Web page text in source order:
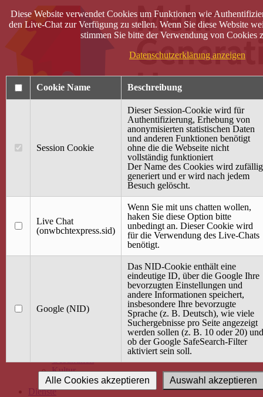
40 Jahre Mütterzentrum
Terminkalender
Gemeinsam aktiv
Gemeinsam unterwegs
wirFAIRändern
Angebot / Kurs suchen
Babybauch & Elternschaft
Gesundheit
Kultur
Alle Kurse
Dienste
Diese Website verwendet Cookies um Funktionen wie
den Live-Chat zur Verfügung zu stellen. Wenn Sie diese Website
stimmen Sie bitte der Verwendung von Cookies
Datenschutzerklärung anzeigen
Cookie Name Beschreibung
Session Cookie
Dieser Session-Cookie wird für
Authentifizierung, Erhebung von
anonymisierten statistischen Daten
und anderen Funktionen benötigt
ohne die die Webseite nicht
vollständig funktioniert
Der Name des Cookies wird zufällig
generiert und er wird nach jedem
Besuch gelöscht.
Live Chat
(onwbchtexpress.sid)
Wenn Sie mit uns chatten wollen,
haken Sie diese Option bitte
unbedingt an. Dieser Cookie wird
für die Verwendung des Live-Chats
benötigt.
Google (NID)
Das NID-Cookie enthält eine
eindeutige ID, über die Google Ihre
bevorzugten Einstellungen und
andere Informationen speichert,
insbesondere Ihre bevorzugte
Sprache (z. B. Deutsch), wie viele
Suchergebnisse pro Seite angezeigt
werden sollen (z. B. 10 oder 20) und
ob der Google SafeSearch-Filter
aktiviert sein soll.
Auswahl akzeptieren
Alle Cookies akzeptieren